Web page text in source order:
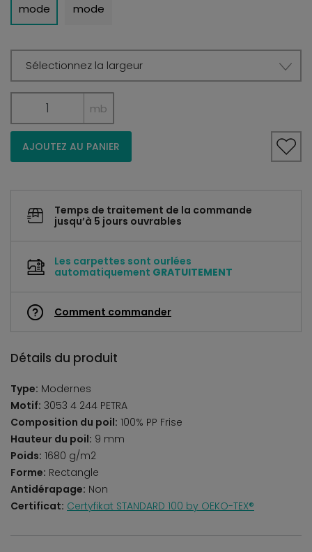
Sélectionnez la largeur
mb
AJOUTEZ AU PANIER
Temps de traitement de la commande
jusqu’à 5 jours ouvrables
Les carpettes sont ourlées
automatiquement GRATUITEMENT
Comment commander
Détails du produit
Type: Modernes
Motif: 3053 4 244 PETRA
Composition du poil: 100% PP Frise
Hauteur du poil: 9 mm
Poids: 1680 g/m2
Forme: Rectangle
Antidérapage: Non
Certificat: Certyfikat STANDARD 100 by OEKO-TEX®